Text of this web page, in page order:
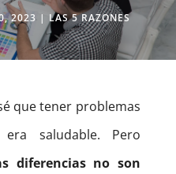
2023 | LAS 5 RAZONES
que tener problemas
saludable. Pero
diferencias no son